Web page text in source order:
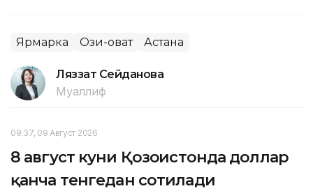
Ярмарка Озиқ-овқат Астана
Ляззат Сейданова
Муаллиф
09:37, 09 Август 2026
8 август куни Қозоғистонда доллар
қанча тенгедан сотилади